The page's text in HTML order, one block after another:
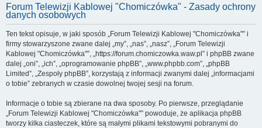
Forum Telewizji Kablowej "Chomiczówka" - Zasady ochrony
danych osobowych
Ten tekst opisuje, w jaki sposób „Forum Telewizji Kablowej "Chomiczówka"” i
firmy stowarzyszone zwane dalej „my”, „nas”, „nasz”, „Forum Telewizji
Kablowej "Chomiczówka"”, „https://forum.chomiczowka.waw.pl” i phpBB zwane
dalej „oni”, „ich”, „oprogramowanie phpBB”, „www.phpbb.com”, „phpBB
Limited”, „Zespoły phpBB”, korzystają z informacji zwanymi dalej „informacjami
o tobie” zebranych w czasie dowolnej twojej sesji na forum.
Informacje o tobie są zbierane na dwa sposoby. Po pierwsze, przeglądanie
„Forum Telewizji Kablowej "Chomiczówka"” powoduje, że aplikacja phpBB
tworzy kilka ciasteczek, które są małymi plikami tekstowymi pobranymi do